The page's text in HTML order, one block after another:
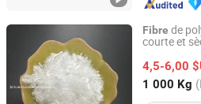
Fibre de
courte et
4,5-6,00
1 000 Kg
Briture Co., Ltd.
Anhui, China Depuis